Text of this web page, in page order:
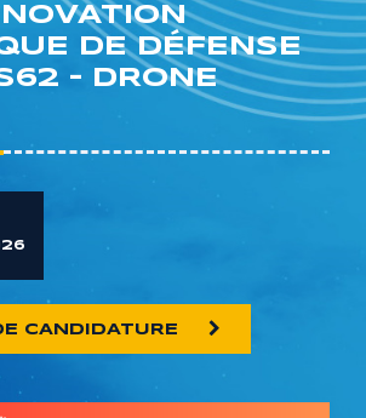
DE DÉFENSE
– DRONE
CANDIDATURE